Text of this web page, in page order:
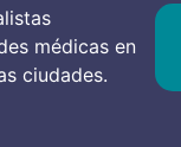
médicas en
ciudades.